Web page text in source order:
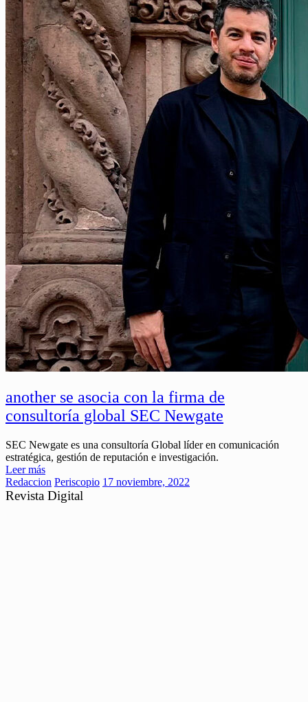
another se asocia con la firma de
consultoría global SEC Newgate
SEC Newgate es una consultoría Global líder en comunicación
estratégica, gestión de reputación e investigación.
Leer más
Redaccion Periscopio 17 noviembre, 2022
Revista Digital